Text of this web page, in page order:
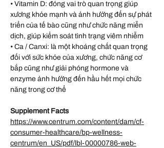
• Vitamin D: đóng vai trò quan trọng giúp
xương khỏe mạnh và ảnh hưởng đến sự phát
triển của tế bào cũng như chức năng miễn
dịch, giúp kiểm soát tình trạng viêm nhiễm
• Ca / Canxi: là một khoáng chất quan trọng
đối với sức khỏe của xương, chức năng cơ
bắp cũng như giải phóng hormone và
enzyme ảnh hưởng đến hầu hết mọi chức
năng trong cơ thể
Supplement Facts
https://www.centrum.com/content/dam/cf-
consumer-healthcare/bp-wellness-
centrum/en_US/pdf/lbl-00000786-web-